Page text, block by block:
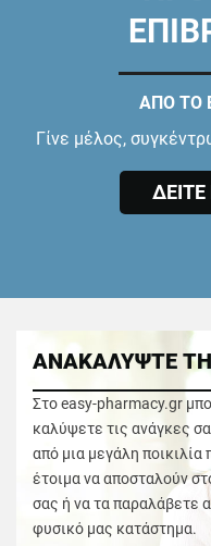
ΑΠΟ ΤΟ
Γίνε μέλος,
ΑΝΑΚΑΛΥΨΤΕ
Στο easy-pharmacy.gr
καλύψετε τις ανάγκες
από μια μεγάλη ποικιλία
έτοιμα να αποσταλούν
σας ή να τα παραλάβετε
φυσικό μας κατάστημα.